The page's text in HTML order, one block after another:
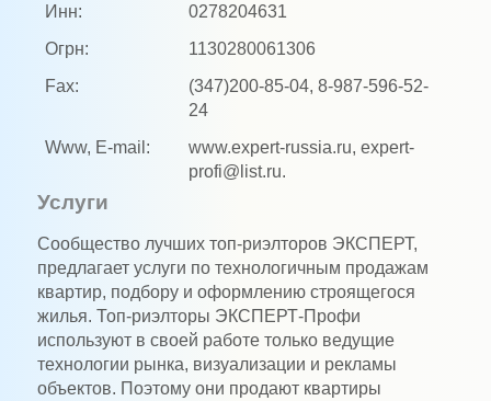
Инн:
0278204631
Огрн:
1130280061306
Fax:
(347)200-85-04, 8-987-596-52-
24
Www, E-mail:
www.expert-russia.ru, expert-
profi@list.ru.
Услуги
Сообщество лучших топ-риэлторов ЭКСПЕРТ,
предлагает услуги по технологичным продажам
квартир, подбору и оформлению строящегося
жилья. Топ-риэлторы ЭКСПЕРТ-Профи
используют в своей работе только ведущие
технологии рынка, визуализации и рекламы
объектов. Поэтому они продают квартиры